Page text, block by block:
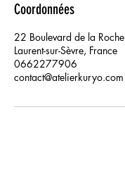
Coordonnées
22 Boulevard de la
Laurent-sur-Sèvre, France
0662277906
contact@atelierkuryo.com